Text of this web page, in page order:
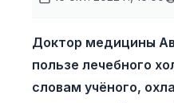
Доктор медицины
пользе лечебного
словам учёного,